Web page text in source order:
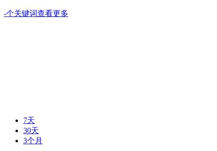
-个关键词查看更多
7天
30天
3个月